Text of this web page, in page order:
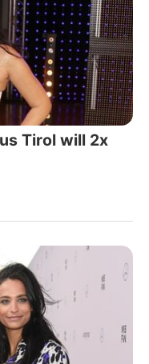
Tirol will 2x